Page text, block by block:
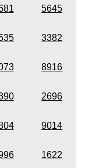
5645
3382
8916
2696
9014
1622